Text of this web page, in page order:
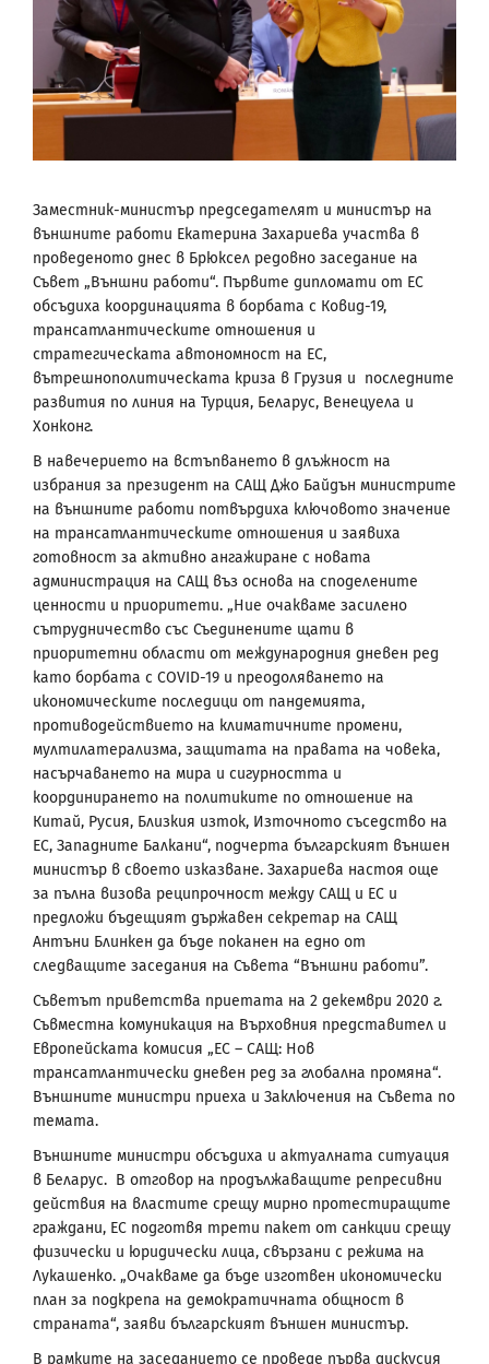
Заместник-министър председателят и министър на
външните работи Екатерина Захариева участва в
проведеното днес в Брюксел редовно заседание на
Съвет „Външни работи“. Първите дипломати от ЕС
обсъдиха координацията в борбата с Ковид-19,
трансатлантическите отношения и
стратегическата автономност на ЕС,
вътрешнополитическата криза в Грузия и последните
развития по линия на Турция, Беларус, Венецуела и
Хонконг.
В навечерието на встъпването в длъжност на
избрания за президент на САЩ Джо Байдън министрите
на външните работи потвърдиха ключовото значение
на трансатлантическите отношения и заявиха
готовност за активно ангажиране с новата
администрация на САЩ въз основа на споделените
ценности и приоритети. „Ние очакваме засилено
сътрудничество със Съединените щати в
приоритетни области от международния дневен ред
като борбата с COVID-19 и преодоляването на
икономическите последици от пандемията,
противодействието на климатичните промени,
мултилатерализма, защитата на правата на човека,
насърчаването на мира и сигурността и
координирането на политиките по отношение на
Китай, Русия, Близкия изток, Източното съседство на
ЕС, Западните Балкани“, подчерта българският външен
министър в своето изказване. Захариева настоя още
за пълна визова реципрочност между САЩ и ЕС и
предложи бъдещият държавен секретар на САЩ
Антъни Блинкен да бъде поканен на едно от
следващите заседания на Съвета “Външни работи”.
Съветът приветства приетата на 2 декември 2020 г.
Съвместна комуникация на Върховния представител и
Европейската комисия „ЕС – САЩ: Нов
трансатлантически дневен ред за глобална промяна“.
Външните министри приеха и Заключения на Съвета по
темата.
Външните министри обсъдиха и актуалната ситуация
в Беларус. В отговор на продължаващите репресивни
действия на властите срещу мирно протестиращите
граждани, ЕС подготвя трети пакет от санкции срещу
физически и юридически лица, свързани с режима на
Лукашенко. „Очакваме да бъде изготвен икономически
план за подкрепа на демократичната общност в
страната“, заяви българският външен министър.
В рамките на заседанието се проведе първа дискусия